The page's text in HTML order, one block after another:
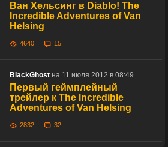
Ван Хельсинг в Diablo! The
Incredible Adventures of Van
Helsing
4640 15
BIackGhost на 11 июля 2012 в 08:49
Первый геймплейный
трейлер к The Incredible
Adventures of Van Helsing
2832 32